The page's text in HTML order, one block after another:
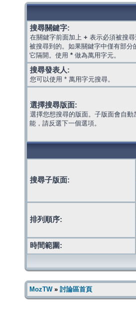
搜尋關鍵字:
在關鍵字前面加上 + 表示必須被搜
被搜尋到的。如果關鍵字中僅有部
它隔開。使用 * 做為萬用字元。
搜尋發表人:
您可以使用 * 萬用字元搜尋。
選擇搜尋版面:
選擇您想搜尋的版面。子版面會自
能，請反選下一個選項。
搜尋子版面:
排列順序:
時間範圍:
MozTW» 討論區首頁